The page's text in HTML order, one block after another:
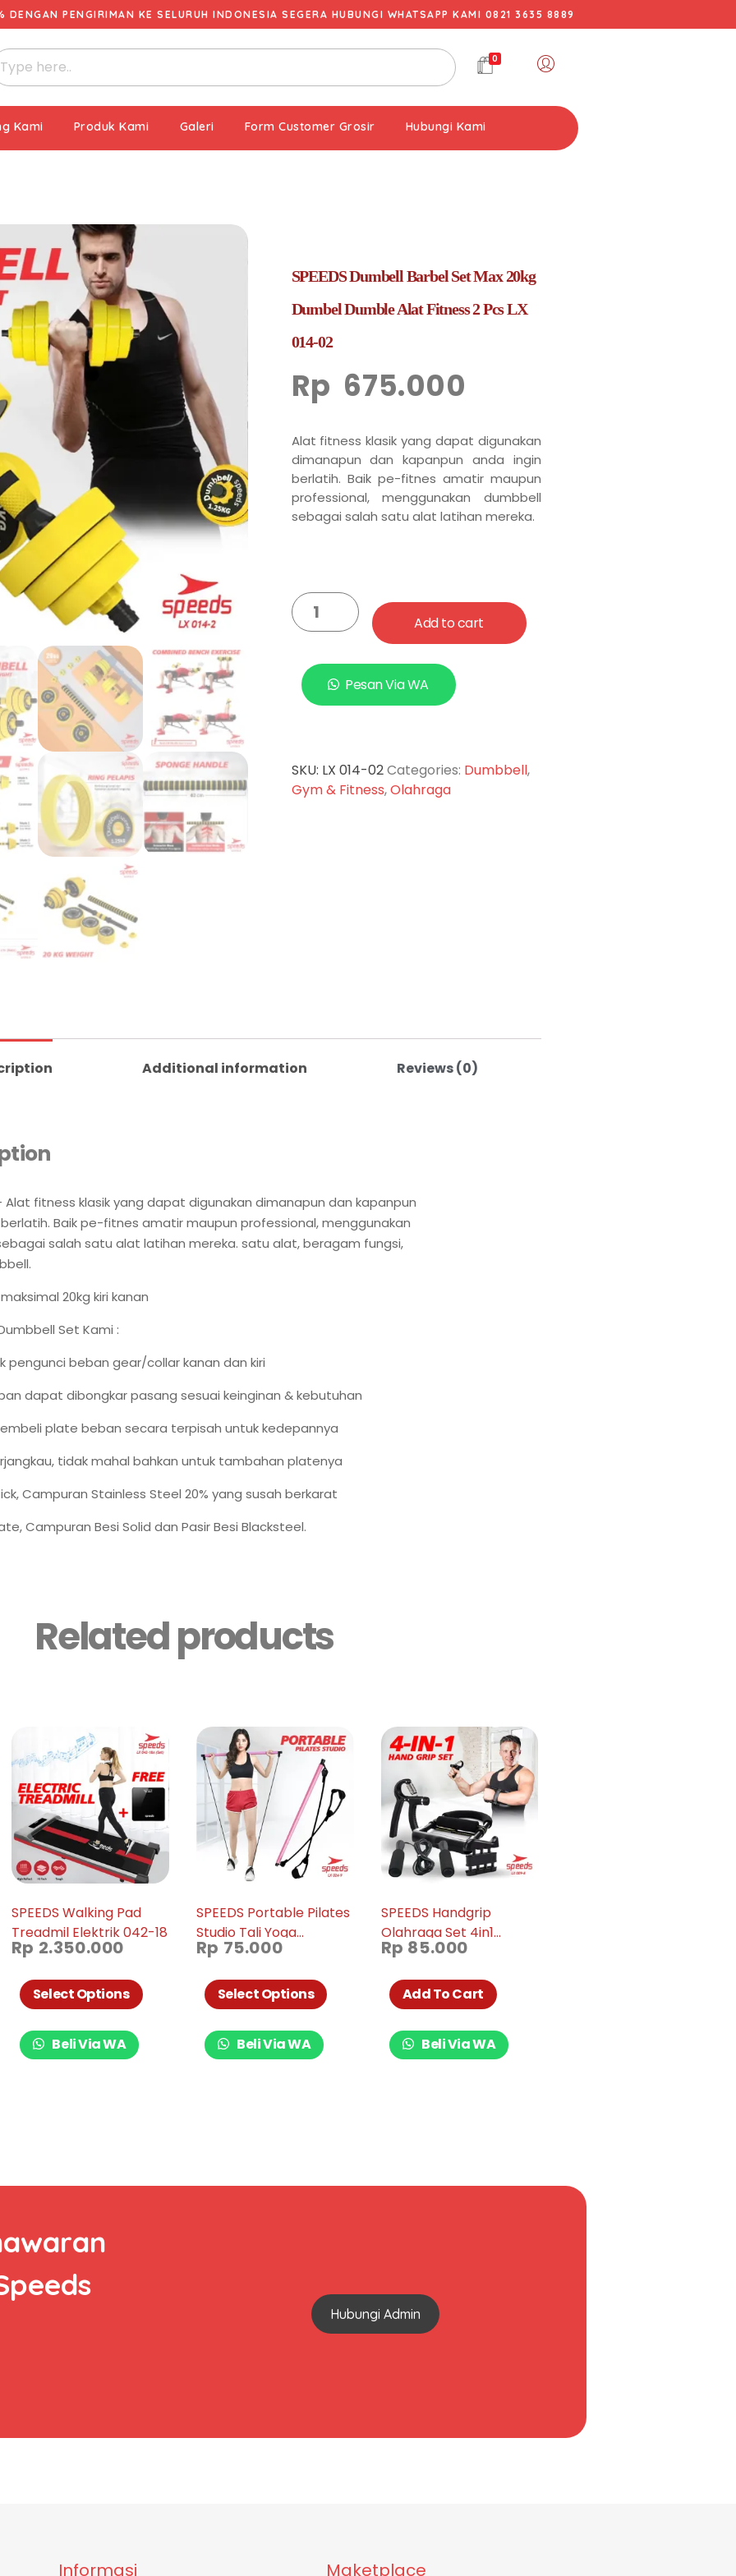
DENGAN PENGIRIMAN KE SELURUH INDONESIA SEGERA HUBUNGI WHATSAPP KAMI 0821 3635 8889
0
Kami Produk Kami Galeri Form Customer Grosir Hubungi Kami
SPEEDS Dumbell Barbel Set Max 20kg
Dumbel Dumble Alat Fitness 2 Pcs LX
014-02
Rp 675.000
Alat fitness klasik yang dapat digunakan
dimanapun dan kapanpun anda ingin
berlatih. Baik pe-fitnes amatir maupun
professional, menggunakan dumbbell
sebagai salah satu alat latihan mereka.
Add to cart
Pesan Via WA
SKU: LX 014-02Categories: Dumbbell,
Gym & Fitness,Olahraga
Additional information Reviews (0)
– Alat fitness klasik yang dapat digunakan dimanapun dan kapanpun
Baik pe-fitnes amatir maupun professional, menggunakan
salah satu alat latihan mereka. satu alat, beragam fungsi,
20kg kiri kanan
Set Kami :
pengunci beban gear/collar kanan dan kiri
dapat dibongkar pasang sesuai keinginan & kebutuhan
plate beban secara terpisah untuk kedepannya
tidak mahal bahkan untuk tambahan platenya
Campuran Stainless Steel 20% yang susah berkarat
Campuran Besi Solid dan Pasir Besi Blacksteel.
Related products
SPEEDS Walking Pad
Treadmil Elektrik 042-18
Rp 2.350.000
Select Options
Beli Via WA
SPEEDS Portable Pilates
Studio Tali Yoga
Resistance Band Untuk
024-9
Rp 75.000
Select Options
Beli Via WA
SPEEDS Handgrip
Olahraga Set 4in1
Kekuatan 5-60 KG 009-
Rp 85.000
Add To Cart
Beli Via WA
Hubungi Admin
Informasi Maketplace